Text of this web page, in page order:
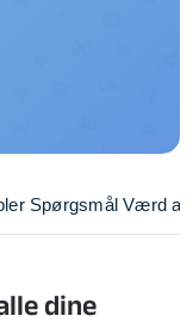
Spørgsmål Værd at
dine